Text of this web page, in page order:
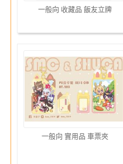
一般向 收藏品 飯友立牌
一般向 實用品 車票夾